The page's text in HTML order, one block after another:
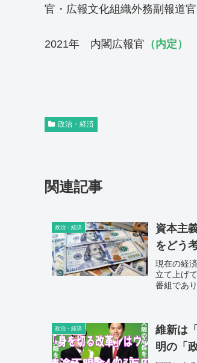
官・広報文化組織外務副報道
2021年 内閣広報官 （内定）
政治・経済
関連記事
政治・経済
資本主
をどう
現在の経
立て上げ
番組であ
政治・経済
維新は
明の「